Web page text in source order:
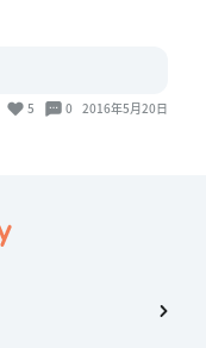
5 0 2016年5月20日